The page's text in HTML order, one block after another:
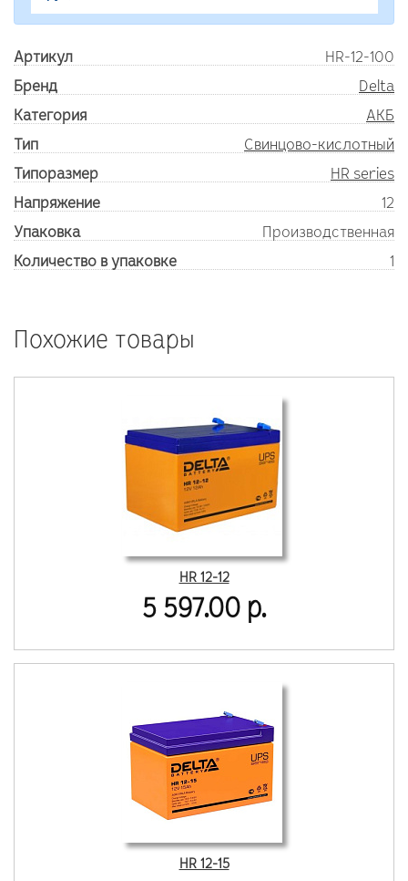
Артикул
HR-12-100
Бренд
Delta
Категория
АКБ
Тип
Свинцово-кислотный
Типоразмер
HR series
Напряжение
12
Упаковка
Производственная
Количество в упаковке
1
Похожие товары
HR 12-12
5 597.00 р.
HR 12-15